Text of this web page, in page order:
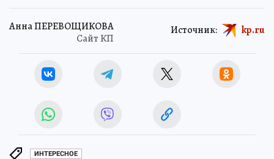
Анна ПЕРЕВОЩИКОВА
Сайт КП
Источник: kp.ru
ИНТЕРЕСНОЕ